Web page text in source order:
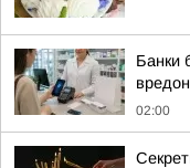
Банки
02:00